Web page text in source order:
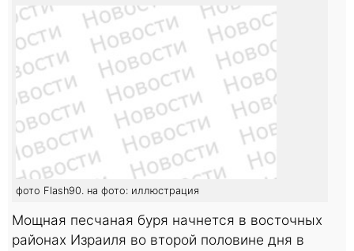
фото Flash90. на фото: иллюстрация
Мощная песчаная буря начнется в восточных
районах Израиля во второй половине дня в